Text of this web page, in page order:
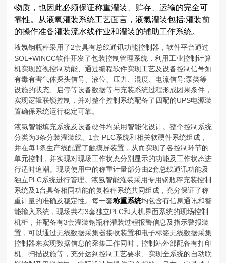
物质，也因此必须保证称重灌装、贮存、运输的完全可
靠性。从液氧灌装系统工艺面言，液氯灌装包括:灌装前
的操作准备灌装流水线作业和灌装的辅助工作系统。
液氯钢瓶秤采用了2套具有总线通讯功能控制器，软件平台通过
SOL+WINCC软件开发了包装控制管理系统，利用工业控制计算
机实现监视控制功能、通过编程软件实现工艺及设备控制信号如
有毒有害气体探头信号、液位、压力、混度、电流信号:泵类等
设施的状态、启停等设备数据等与充装系统过程形成因果条件，
实现逻辑联锁控制，并对整个控制系统配备了四配的UPS电源装
置确保系统运行稳定可靠。
液氯智能填充系统及设备硬件均采用智能化设计。整个控制系统
分类为3条分装灌装线、1套 PLC系统和相关软硬件系统组成，
并在每1条生产线配置了触摸屏装置，从而实现了各控制环节的
单元控制，并实现对现场工作状态分别显示的功能及工作状态进
行适时追潮。现场使用中的称重计量部分由2套总线通讯功能及
独立PLC系统进行管理。液氢智能灌装采用专用钢瓶秤充装控制
系统及1台具备相同功能的复检秤系统共同组成，充分保证了称
重计量的准确及稳定性。每一套称重系统均包含有信息通讯和智
能输入系统，现场共有3套独立PLC和人机界面系统的现场控制
机柜，并配备有3套灌装钢瓶秤灌装过程报警信息及指示警报装
置，可以通过无线数据采集器接收装置和电子标签无线数据采集
控制器来实现数据信息的采集工作同时，控制站外部配备有打印
机、扫描设施等，充分达到控制工艺要求、实现全系统的自动联